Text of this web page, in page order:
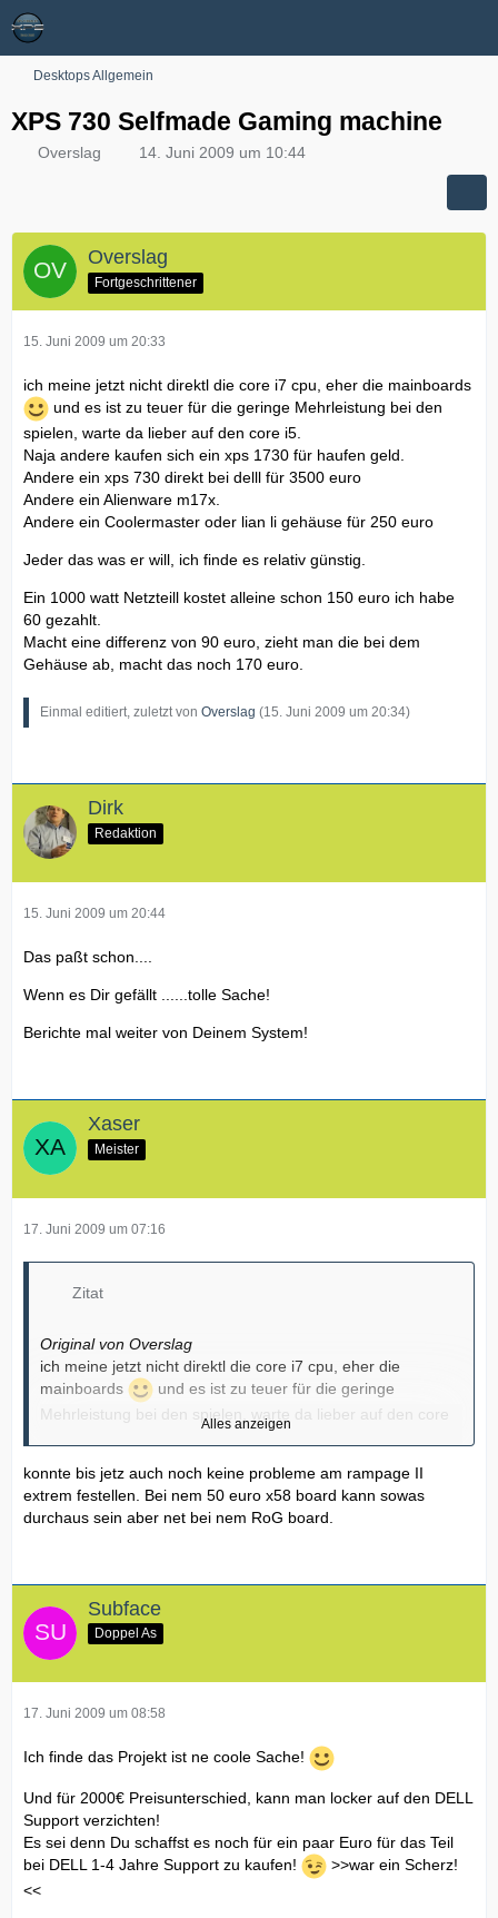
Desktops Allgemein
XPS 730 Selfmade Gaming machine
Overslag 14. Juni 2009 um 10:44
Overslag
Fortgeschrittener
15. Juni 2009 um 20:33
ich meine jetzt nicht direktl die core i7 cpu, eher die mainboards
und es ist zu teuer für die geringe Mehrleistung bei den
spielen, warte da lieber auf den core i5.
Naja andere kaufen sich ein xps 1730 für haufen geld.
Andere ein xps 730 direkt bei delll für 3500 euro
Andere ein Alienware m17x.
Andere ein Coolermaster oder lian li gehäuse für 250 euro
Jeder das was er will, ich finde es relativ günstig.
Ein 1000 watt Netzteill kostet alleine schon 150 euro ich habe
60 gezahlt.
Macht eine differenz von 90 euro, zieht man die bei dem
Gehäuse ab, macht das noch 170 euro.
Einmal editiert, zuletzt von Overslag (15. Juni 2009 um 20:34)
Dirk
Redaktion
15. Juni 2009 um 20:44
Das paßt schon....
Wenn es Dir gefällt ......tolle Sache!
Berichte mal weiter von Deinem System!
Xaser
Meister
17. Juni 2009 um 07:16
Zitat
Original von Overslag
ich meine jetzt nicht direktl die core i7 cpu, eher die
mainboards
und es ist zu teuer für die geringe
Mehrleistung bei den spielen, warte da lieber auf den core
Andere ein xps 730 direkt bei delll für 3500 euro
Andere ein Alienware m17x.
Andere ein Coolermaster oder lian li gehäuse für 250 euro
Jeder das was er will, ich finde es relativ günstig.
Macht eine differenz von 90 euro, zieht man die bei dem
Gehäuse ab, macht das noch 170 euro.
Alles anzeigen
konnte bis jetz auch noch keine probleme am rampage II
extrem festellen. Bei nem 50 euro x58 board kann sowas
durchaus sein aber net bei nem RoG board.
Subface
Doppel As
17. Juni 2009 um 08:58
Ich finde das Projekt ist ne coole Sache!
Und für 2000€ Preisunterschied, kann man locker auf den DELL
Support verzichten!
Es sei denn Du schaffst es noch für ein paar Euro für das Teil
bei DELL 1-4 Jahre Support zu kaufen!
>>war ein Scherz!
<<